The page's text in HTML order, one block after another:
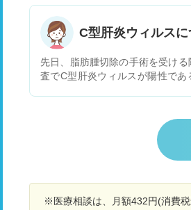
さい。
C型肝炎ウィルスに
先日、脂肪腫切除の手術を受け
査でC型肝炎ウィルスが陽性であ
いてもらい今月末に消化器内科
っています。今は薬もあるし治
記事も読みましたが、突然の事
で肝臓の数値などで異常を言わ
せても、と思いますし消化器内
もらってから話した方がいいで
※医療相談は、月額432円(消費